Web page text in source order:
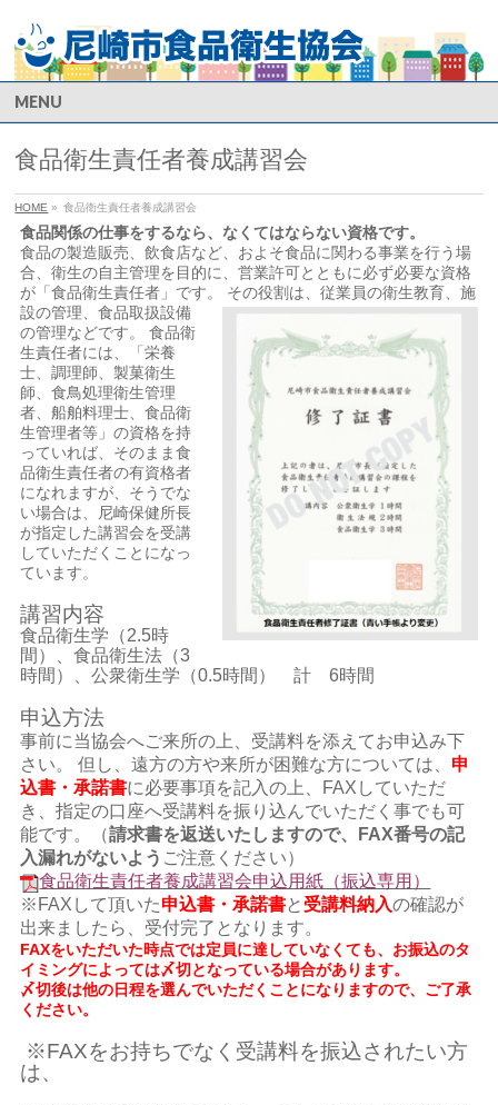
MENU
食品衛生責任者養成講習会
HOME » 食品衛生責任者養成講習会
食品関係の仕事をするなら、なくてはならない資格です。
食品の製造販売、飲食店など、およそ食品に関わる事業を行う場
合、衛生の自主管理を目的に、営業許可とともに必ず必要な資格
が「食品衛生責任者」です。
その役割は、従業員の衛生教育、施
設の管理、食品取扱設備
の管理などです。 食品衛
生責任者には、「栄養
士、調理師、製菓衛生
師、食鳥処理衛生管理
者、船舶料理士、食品衛
生管理者等」の資格を持
っていれば、そのまま食
品衛生責任者の有資格者
になれますが、そうでな
い場合は、尼崎保健所長
が指定した講習会を受講
していただくことになっ
ています。
講習内容
食品衛生学（2.5時
間）、食品衛生法（3
時間）、公衆衛生学（0.5時間） 計 6時間
申込方法
事前に当協会へご来所の上、受講料を添えてお申込み下
さい。 但し、遠方の方や来所が困難な方については、 申
込書・承諾書に必要事項を記入の上、FAXしていただ
き、指定の口座へ受講料を振り込んでいただく事でも可
能です。（請求書を返送いたしますので、FAX番号の記
入漏れがないよう ご注意ください）
食品衛生責任者養成講習会申込用紙（振込専用）
※FAXして頂いた申込書・承諾書と 受講料納入の確認が
出来ましたら、受付完了となります。
FAXをいただいた時点では定員に達していなくても、お振込のタ
イミングによっては〆切となっている場合があります。
〆切後は他の日程を選んでいただくことになりますので、ご了承
ください。
※FAXをお持ちでなく受講料を振込されたい方
は、